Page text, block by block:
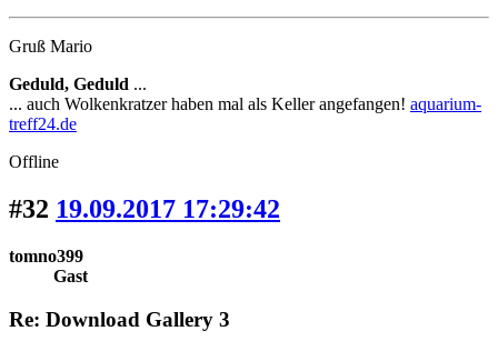
Gruß Mario
Geduld, Geduld ...
... auch Wolkenkratzer haben mal als Keller angefangen! aquarium-
treff24.de
Offline
#32 19.09.2017 17:29:42
tomno399
Gast
Re: Download Gallery 3